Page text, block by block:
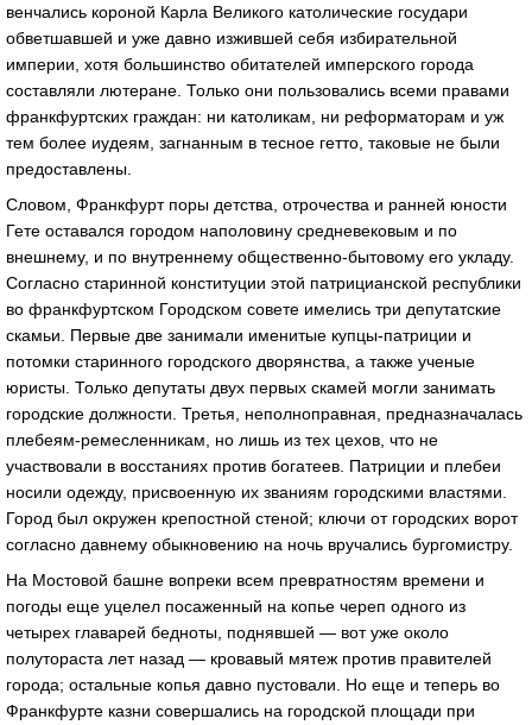
венчались короной Карла Великого католические государи
обветшавшей и уже давно изжившей себя избирательной
империи, хотя большинство обитателей имперского города
составляли лютеране. Только они пользовались всеми правами
франкфуртских граждан: ни католикам, ни реформаторам и уж
тем более иудеям, загнанным в тесное гетто, таковые не были
предоставлены.
Словом, Франкфурт поры детства, отрочества и ранней юности
Гете оставался городом наполовину средневековым и по
внешнему, и по внутреннему общественно-бытовому его укладу.
Согласно старинной конституции этой патрицианской республики
во франкфуртском Городском совете имелись три депутатские
скамьи. Первые две занимали именитые купцы-патриции и
потомки старинного городского дворянства, а также ученые
юристы. Только депутаты двух первых скамей могли занимать
городские должности. Третья, неполноправная, предназначалась
плебеям-ремесленникам, но лишь из тех цехов, что не
участвовали в восстаниях против богатеев. Патриции и плебеи
носили одежду, присвоенную их званиям городскими властями.
Город был окружен крепостной стеной; ключи от городских ворот
согласно давнему обыкновению на ночь вручались бургомистру.
На Мостовой башне вопреки всем превратностям времени и
погоды еще уцелел посаженный на копье череп одного из
четырех главарей бедноты, поднявшей — вот уже около
полутораста лет назад — кровавый мятеж против правителей
города; остальные копья давно пустовали. Но еще и теперь во
Франкфурте казни совершались на городской площади при